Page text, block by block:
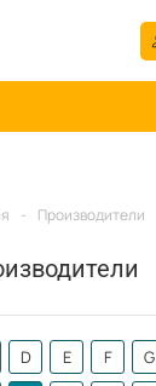
- Производители
D E F G